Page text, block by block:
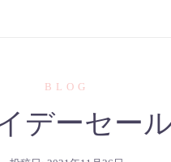
BLOG
デーセー